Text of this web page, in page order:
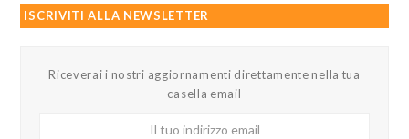
ISCRIVITI ALLA NEWSLETTER
Riceverai i nostri aggiornamenti direttamente nella tua
casella email